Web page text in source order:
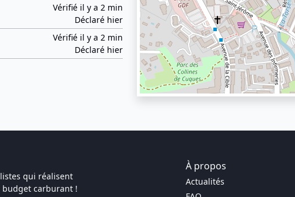
Vérifié il y a 2 min
Déclaré hier
Vérifié il y a 2 min
Déclaré hier
qui réalisent
budget carburant !
À propos
Actualités